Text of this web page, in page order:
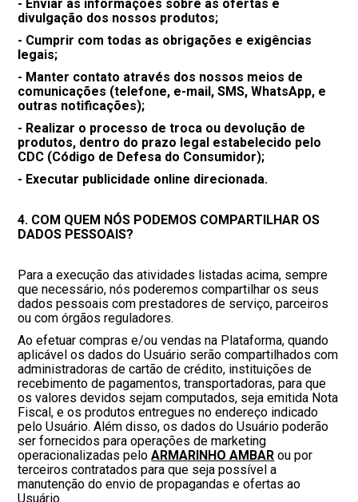
- Enviar as informações sobre as ofertas e
divulgação dos nossos produtos;
- Cumprir com todas as obrigações e exigências
legais;
- Manter contato através dos nossos meios de
comunicações (telefone, e-mail, SMS, WhatsApp, e
outras notificações);
- Realizar o processo de troca ou devolução de
produtos, dentro do prazo legal estabelecido pelo
CDC (Código de Defesa do Consumidor);
- Executar publicidade online direcionada.
4. COM QUEM NÓS PODEMOS COMPARTILHAR OS
DADOS PESSOAIS?
Para a execução das atividades listadas acima, sempre
que necessário, nós poderemos compartilhar os seus
dados pessoais com prestadores de serviço, parceiros
ou com órgãos reguladores.
Ao efetuar compras e/ou vendas na Plataforma, quando
aplicável os dados do Usuário serão compartilhados com
administradoras de cartão de crédito, instituições de
recebimento de pagamentos, transportadoras, para que
os valores devidos sejam computados, seja emitida Nota
Fiscal, e os produtos entregues no endereço indicado
pelo Usuário. Além disso, os dados do Usuário poderão
ser fornecidos para operações de marketing
operacionalizadas peloARMARINHO AMBAR ou por
terceiros contratados para que seja possível a
manutenção do envio de propagandas e ofertas ao
Usuário.